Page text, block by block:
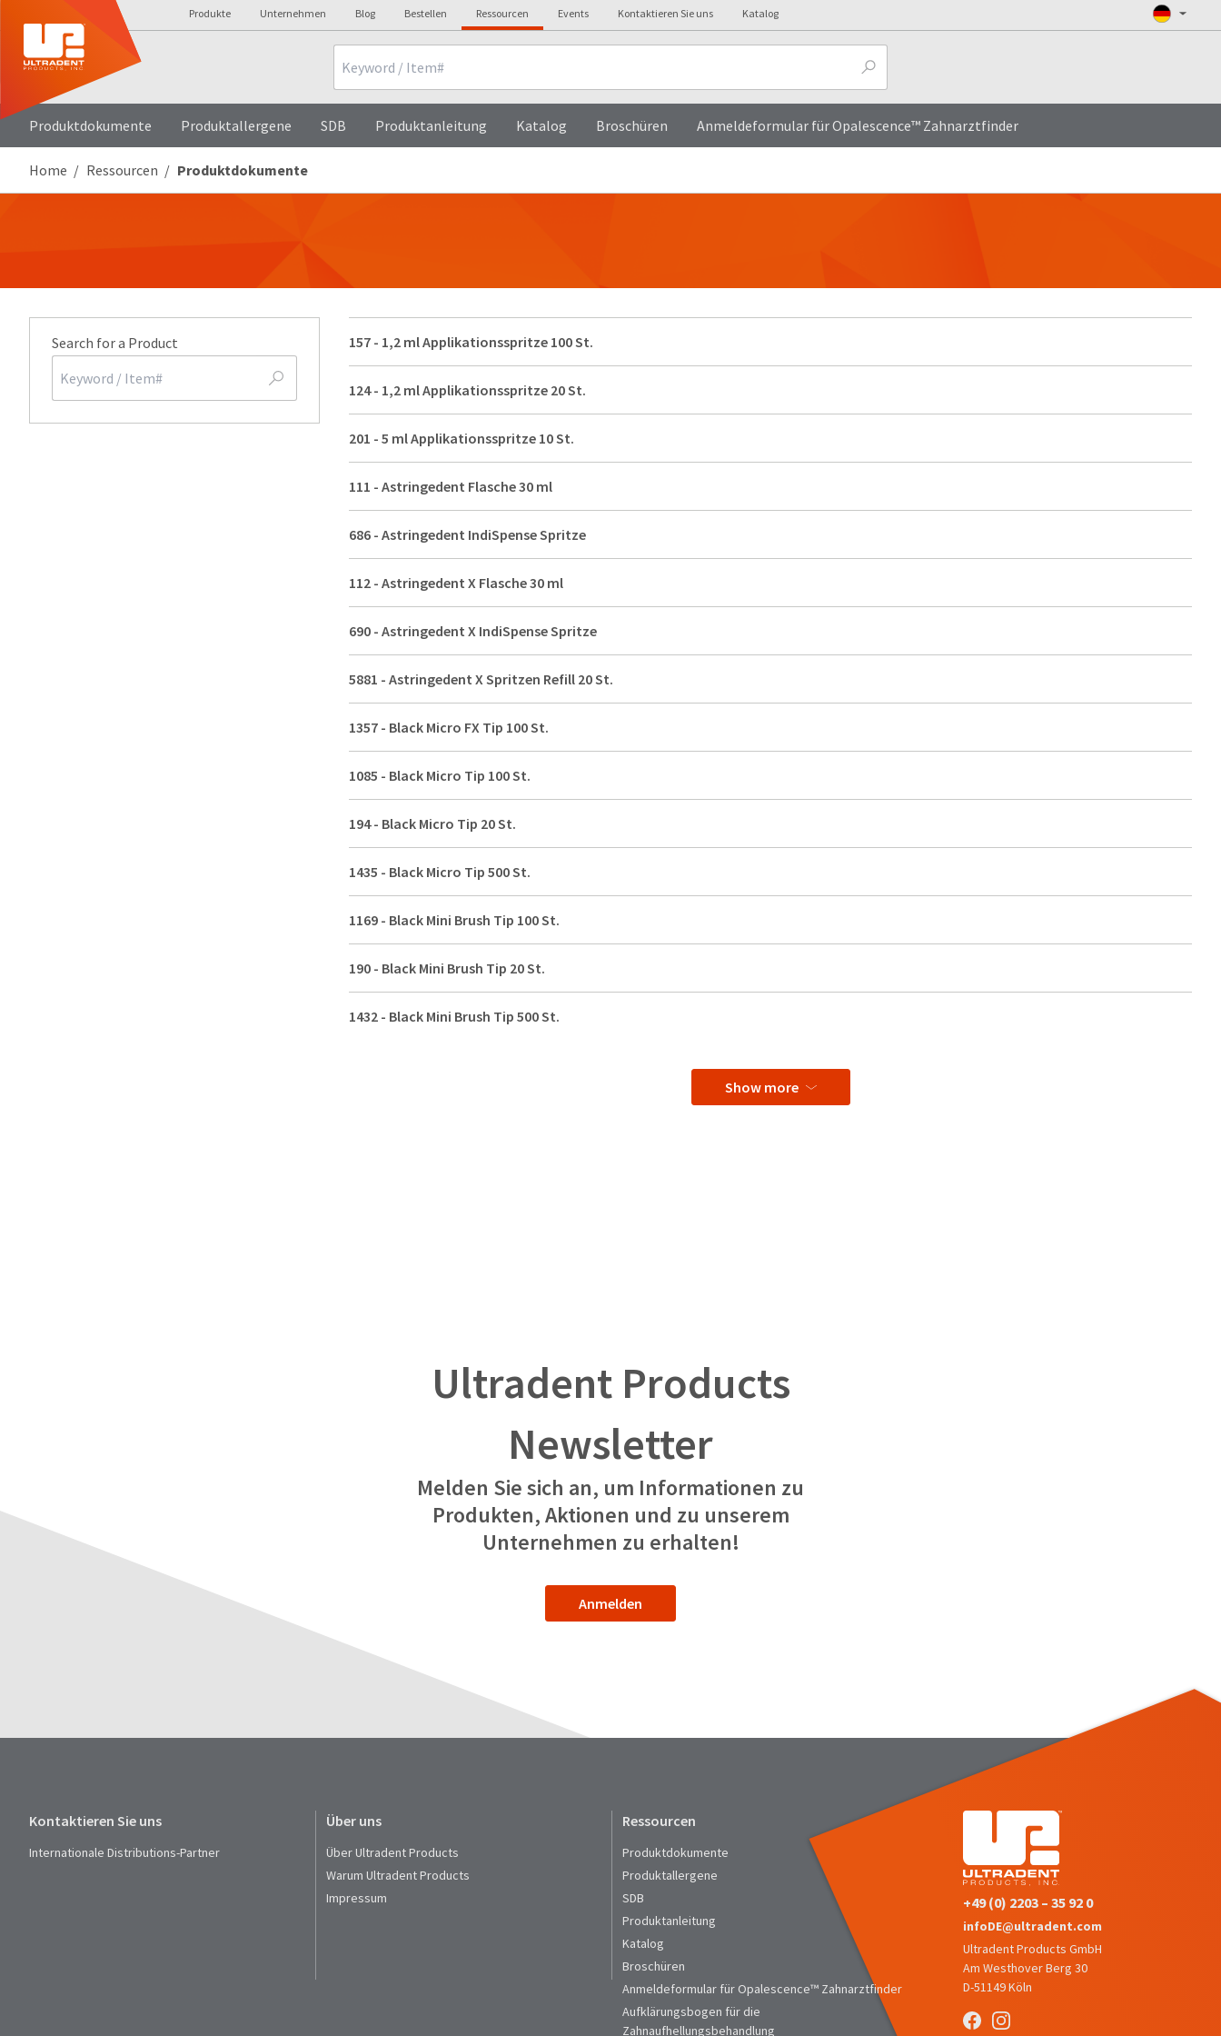
Produkte Unternehmen Blog Bestellen Ressourcen Events Kontaktieren Sie uns Katalog
Produktdokumente Produktallergene SDB Produktanleitung Katalog Broschüren Anmeldeformular für Opalescence™ Zahnarztfinder
Home Ressourcen Produktdokumente
Search for a Product 157 - 1,2 ml Applikationsspritze 100 St.
124- 1,2 ml Applikationsspritze 20 St.
201 - 5 ml Applikationsspritze 10 St.
111 - Astringedent Flasche 30 ml
686 - Astringedent IndiSpense Spritze
112 - Astringedent X Flasche 30 ml
690 - Astringedent X IndiSpense Spritze
5881 - Astringedent X Spritzen Refill 20 St.
1357 - Black Micro FX Tip 100 St.
1085 - Black Micro Tip 100 St.
194- Black Micro Tip 20 St.
1435 - Black Micro Tip 500 St.
1169 - Black Mini Brush Tip 100 St.
190 - Black Mini Brush Tip 20 St.
1432 - Black Mini Brush Tip 500 St.
Show more
Ultradent Products
Newsletter
Melden Sie sich an, um Informationen zu
Produkten, Aktionen und zu unserem
Unternehmen zu erhalten!
Anmelden
Kontaktieren Sie uns
Internationale Distributions-Partner
Über uns
Über Ultradent Products
Warum Ultradent Products
Impressum
Ressourcen
Produktdokumente
Produktallergene
SDB
Produktanleitung
Katalog
Broschüren
Anmeldeformular für Opalescence™ Zahnarztfinder
Aufklärungsbogen für die
Zahnaufhellungsbehandlung
+49 (0) 2203 – 35 92 0
infoDE@ultradent.com
Ultradent Products GmbH
Am Westhover Berg 30
D-51149 Köln